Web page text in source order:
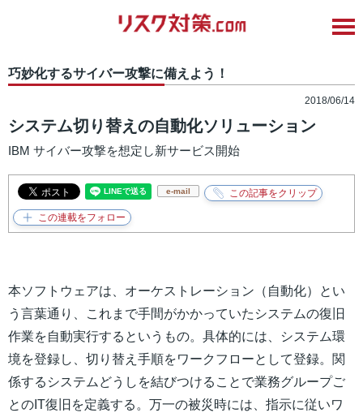
巧妙化するサイバー攻撃に備えよう！
2018/06/14
システム切り替えの自動化ソリューション
IBM サイバー攻撃を想定し新サービス開始
e-mail
本ソフトウェアは、オーケストレーション（自動化）とい
う言葉通り、これまで手間がかかっていたシステムの復旧
作業を自動実行するというもの。具体的には、システム環
境を登録し、切り替え手順をワークフローとして登録。関
係するシステムどうしを結びつけることで業務グループご
とのIT復旧を定義する。万一の被災時には、指示に従いワ